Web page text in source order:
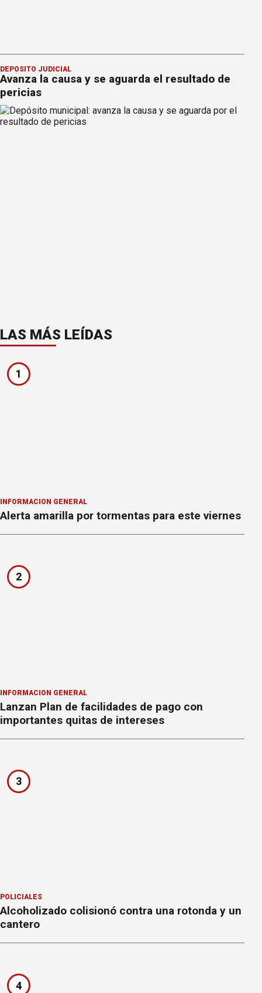
DEPÓSITO JUDICIAL
Avanza la causa y se aguarda el resultado de
pericias
LAS MÁS LEÍDAS
1
INFORMACION GENERAL
Alerta amarilla por tormentas para este viernes
2
INFORMACION GENERAL
Lanzan Plan de facilidades de pago con
importantes quitas de intereses
3
POLICIALES
Alcoholizado colisionó contra una rotonda y un
cantero
4